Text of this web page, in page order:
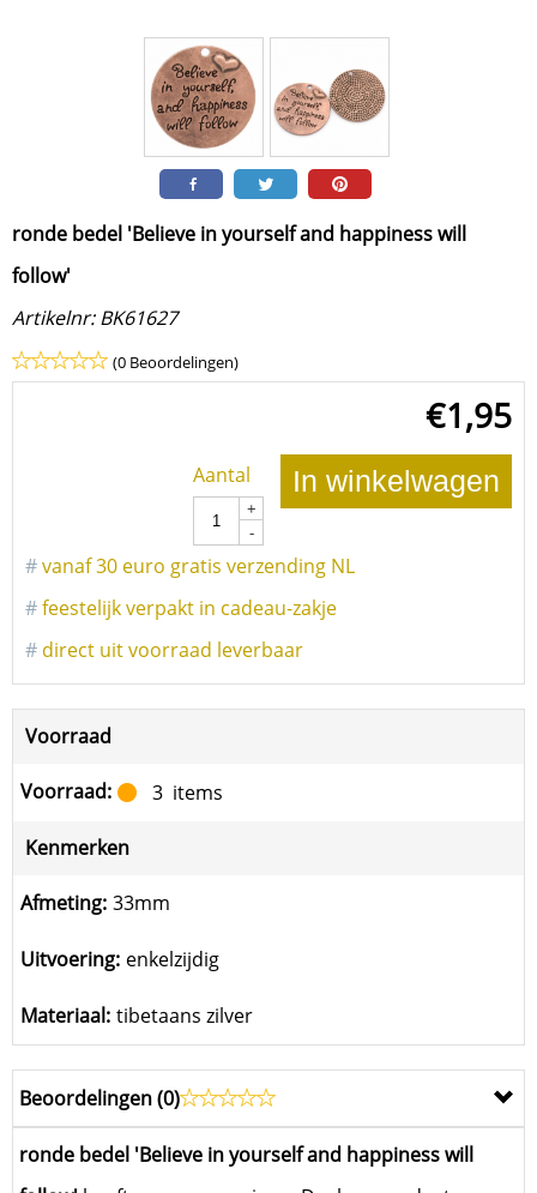
ronde bedel 'Believe in yourself and happiness will
follow'
Artikelnr: BK61627
(0 Beoordelingen)
€1,95
Aantal
+
-
In winkelwagen
#vanaf 30 euro gratis verzending NL
#feestelijk verpakt in cadeau-zakje
# direct uit voorraad leverbaar
Voorraad
Voorraad: 3 items
Kenmerken
Afmeting: 33mm
Uitvoering: enkelzijdig
Materiaal: tibetaans zilver
Beoordelingen (0)
ronde bedel 'Believe in yourself and happiness will